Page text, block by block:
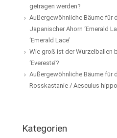
getragen werden?
Außergewöhnliche Bäume für
Japanischer Ahorn ‘Emerald
‘Emerald Lace’
Wie groß ist der Wurzelballen
‘Evereste’?
Außergewöhnliche Bäume für
Rosskastanie / Aesculus
Kategorien